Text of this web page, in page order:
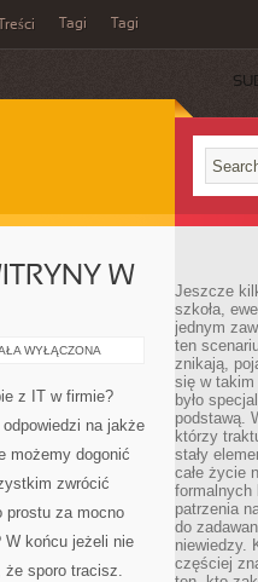
Tagi Tagi
W
WYŁĄCZONA
z IT w firmie?
na jakże
możemy dogonić
zwrócić
prostu za mocno
W końcu jeżeli nie
że sporo tracisz.
Jeszcze
szkoła,
jednym
ten
znikają,
się w
było
podstawą.
którzy
stały
całe życie
formalnych
patrzenia
do
niewiedzy.
częściej